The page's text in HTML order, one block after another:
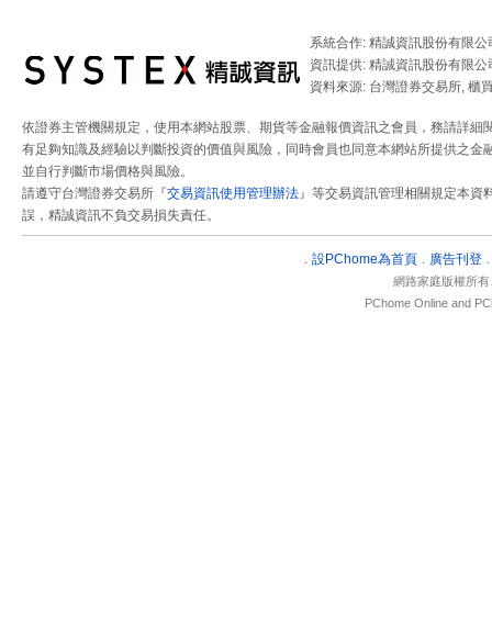
系統合作: 精誠資訊股份有限公
資訊提供: 精誠資訊股份有限公
資料來源: 台灣證券交易所, 櫃
依證券主管機關規定，使用本網站股票、期貨等金融報價資訊之會員，務請詳細
有足夠知識及經驗以判斷投資的價值與風險，同時會員也同意本網站所提供之
並自行判斷市場價格與風險。
請遵守台灣證券交易所『交易資訊使用管理辦法』等交易資訊管理相關規定本資
誤，精誠資訊不負交易損失責任。
．設PChome為首頁 ． 廣告刊登
網路家庭版權所
PChome Online and